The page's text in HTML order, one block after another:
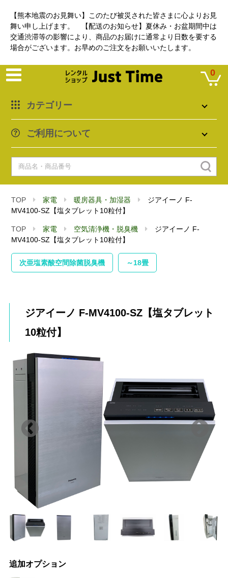
【熊本地震のお見舞い】このたび被災された皆さまに心よりお見
舞い申し上げます。 【配送のお知らせ】夏休み・お盆期間中は
交通渋滞等の影響により、商品のお届けに通常より日数を要する
場合がございます。お早めのご注文をお願いいたします。
カテゴリー
ご利用について
0
TOP 家電 暖房器具・加湿器
ジアイーノ F-
MV4100-SZ【塩タブレット10粒付】
TOP 家電 空気清浄機・脱臭機
ジアイーノ F-
MV4100-SZ【塩タブレット10粒付】
次亜塩素酸空間除菌脱臭機 ～18畳
ジアイーノ F-MV4100-SZ【塩タブレット
10粒付】
追加オプション